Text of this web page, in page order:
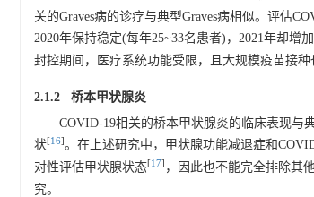
关的Graves病的诊疗与典型Graves病相似。评估
2020年保持稳定(每年25~33名患者)，2021年却增
封控期间，医疗系统功能受限，且大规模疫苗接种
2.1.2 桥本甲状腺炎
COVID-19相关的桥本甲状腺炎的临床表现与
状[16]。在上述研究中，甲状腺功能减退症和
对性评估甲状腺状态[17] ，因此也不能完全排除其
究。